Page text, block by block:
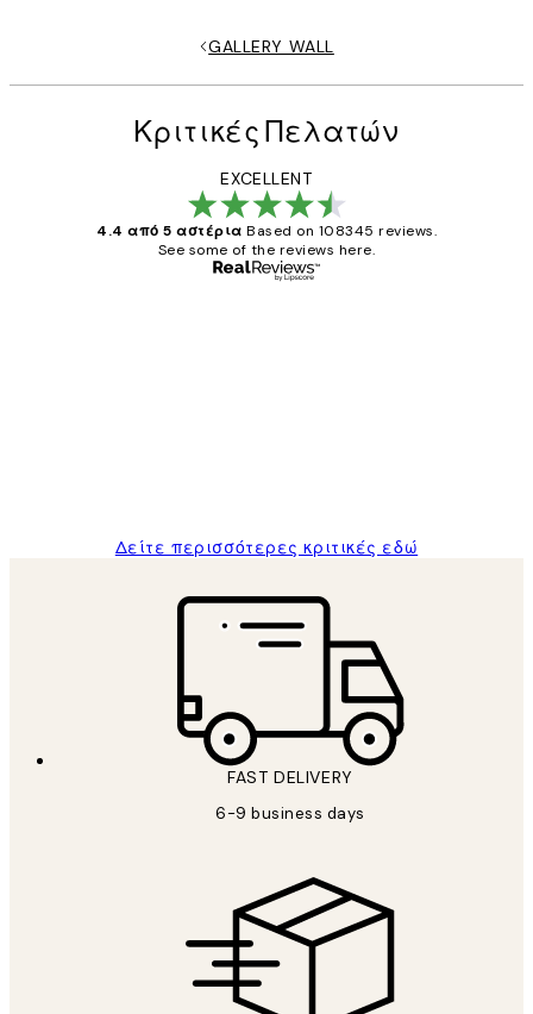
GALLERY WALL
Κριτικές Πελατών
EXCELLENT
4.4 από 5 αστέρια Based on 108345 reviews.
See some of the reviews here.
Δείτε περισσότερες κριτικές εδώ
FAST DELIVERY
6-9 business days